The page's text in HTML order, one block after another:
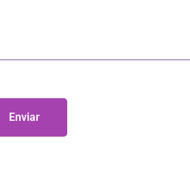
Enviar